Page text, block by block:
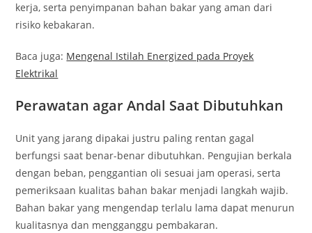
kerja, serta penyimpanan bahan bakar yang aman dari
risiko kebakaran.
Baca juga: Mengenal Istilah Energized pada Proyek
Elektrikal
Perawatan agar Andal Saat Dibutuhkan
Unit yang jarang dipakai justru paling rentan gagal
berfungsi saat benar-benar dibutuhkan. Pengujian berkala
dengan beban, penggantian oli sesuai jam operasi, serta
pemeriksaan kualitas bahan bakar menjadi langkah wajib.
Bahan bakar yang mengendap terlalu lama dapat menurun
kualitasnya dan mengganggu pembakaran.